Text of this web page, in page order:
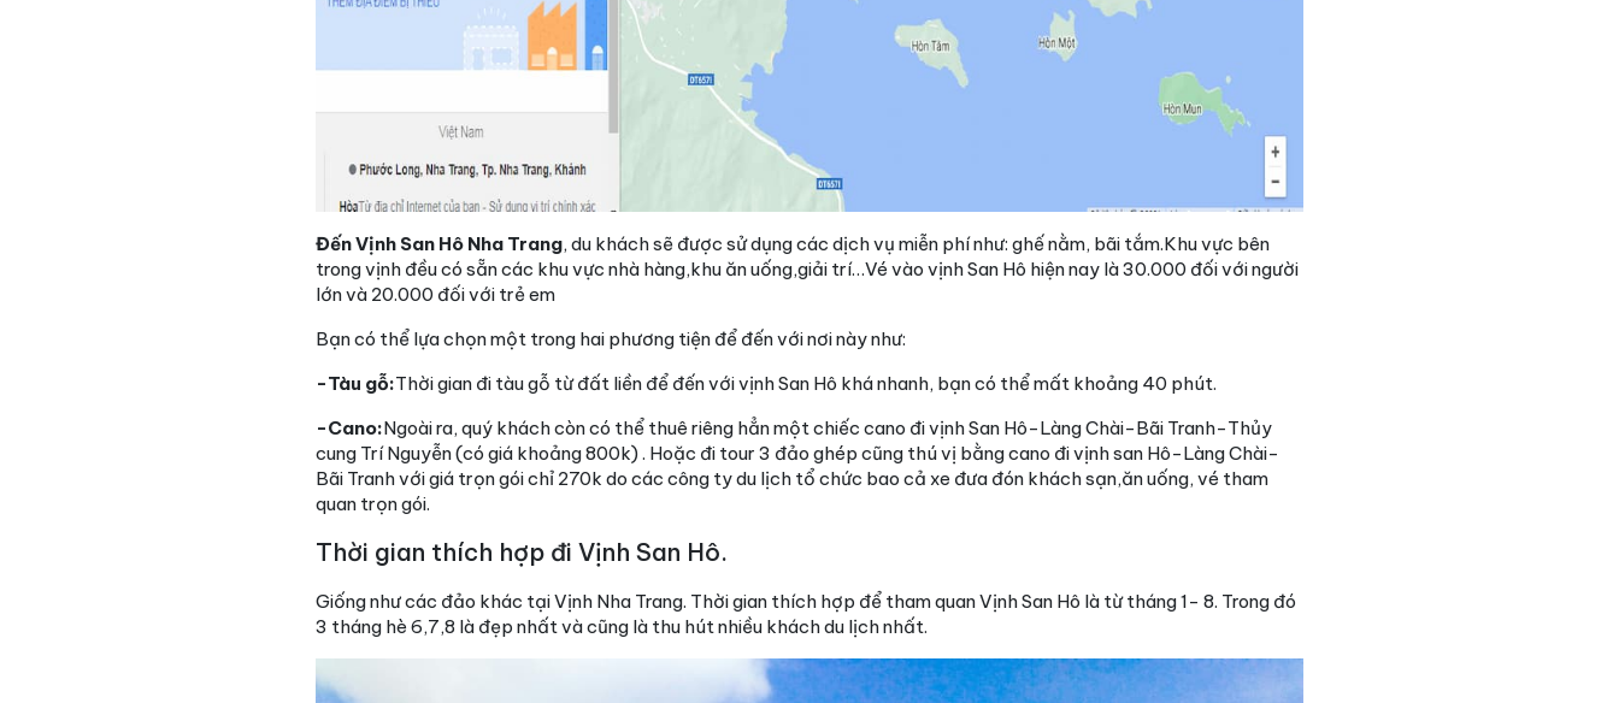
Đến Vịnh San Hô Nha Trang, du khách sẽ được sử dụng các dịch vụ miễn phí như: ghế nằm, bãi tắm.Khu vực bên
trong vịnh đều có sẵn các khu vực nhà hàng,khu ăn uống,giải trí…Vé vào vịnh San Hô hiện nay là 30.000 đối với người
lớn và 20.000 đối với trẻ em
Bạn có thể lựa chọn một trong hai phương tiện để đến với nơi này như:
-Tàu gỗ:Thời gian đi tàu gỗ từ đất liền để đến với vịnh San Hô khá nhanh, bạn có thể mất khoảng 40 phút.
-Cano:Ngoài ra, quý khách còn có thể thuê riêng hẳn một chiếc cano đi vịnh San Hô-Làng Chài-Bãi Tranh-Thủy
cung Trí Nguyễn (có giá khoảng 800k) . Hoặc đi tour 3 đảo ghép cũng thú vị bằng cano đi vịnh san Hô-Làng Chài-
Bãi Tranh với giá trọn gói chỉ 270k do các công ty du lịch tổ chức bao cả xe đưa đón khách sạn,ăn uống, vé tham
quan trọn gói.
Thời gian thích hợp đi Vịnh San Hô.
Giống như các đảo khác tại Vịnh Nha Trang. Thời gian thích hợp để tham quan Vịnh San Hô là từ tháng 1- 8. Trong đó
3 tháng hè 6,7,8 là đẹp nhất và cũng là thu hút nhiều khách du lịch nhất.